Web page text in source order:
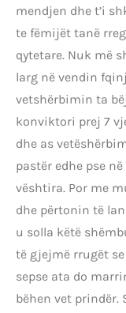
mendjen dhe t’i
te fëmijët tanë
qytetare. Nuk më
larg në vendin
vetshërbimin ta
konviktori prej 7
dhe as
pastër edhe pse
vështira. Por me
dhe përtonin të
u solla këtë
të gjejmë rrugët
sepse ata do
bëhen vet